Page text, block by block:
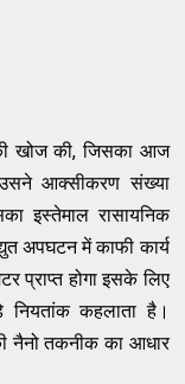
खोज की, जिसका आज
उसने आक्सीकरण संख्या
इस्तेमाल रासायनिक
अपघटन में काफी कार्य
प्राप्त होगा इसके लिए
कहलाता है।
नैनो तकनीक का आधार